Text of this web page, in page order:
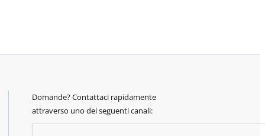
Domande? Contattaci rapidamente
attraverso uno dei seguenti canali: